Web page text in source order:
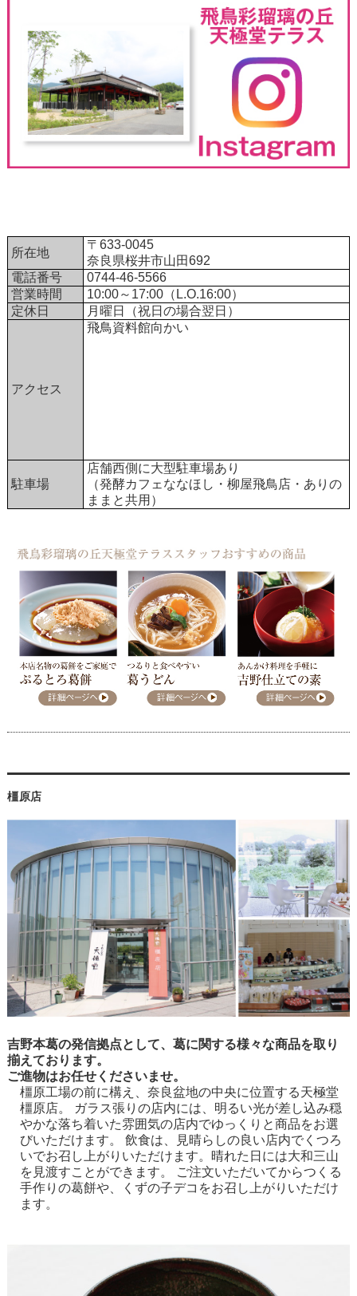
所在地
〒633-0045
奈良県桜井市山田692
電話番号
0744-46-5566
営業時間
10:00～17:00（L.O.16:00）
定休日
月曜日（祝日の場合翌日）
アクセス
飛鳥資料館向かい
駐車場
店舗西側に大型駐車場あり
（発酵カフェななほし・柳屋飛鳥店・ありの
ままと共用）
橿原店
吉野本葛の発信拠点として、葛に関する様々な商品を取り
揃えております。
ご進物はお任せくださいませ。
橿原工場の前に構え、奈良盆地の中央に位置する天極堂
橿原店。 ガラス張りの店内には、明るい光が差し込み穏
やかな落ち着いた雰囲気の店内でゆっくりと商品をお選
びいただけます。 飲食は、見晴らしの良い店内でくつろ
いでお召し上がりいただけます。晴れた日には大和三山
を見渡すことができます。 ご注文いただいてからつくる
手作りの葛餅や、くずの子デコをお召し上がりいただけ
ます。